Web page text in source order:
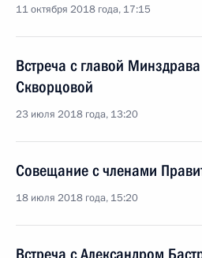
11 октября 2018 года, 17:15
Встреча с главой
Скворцовой
23 июля 2018 года, 13:20
Совещание с членами
18 июля 2018 года, 15:20
Встреча с Александром